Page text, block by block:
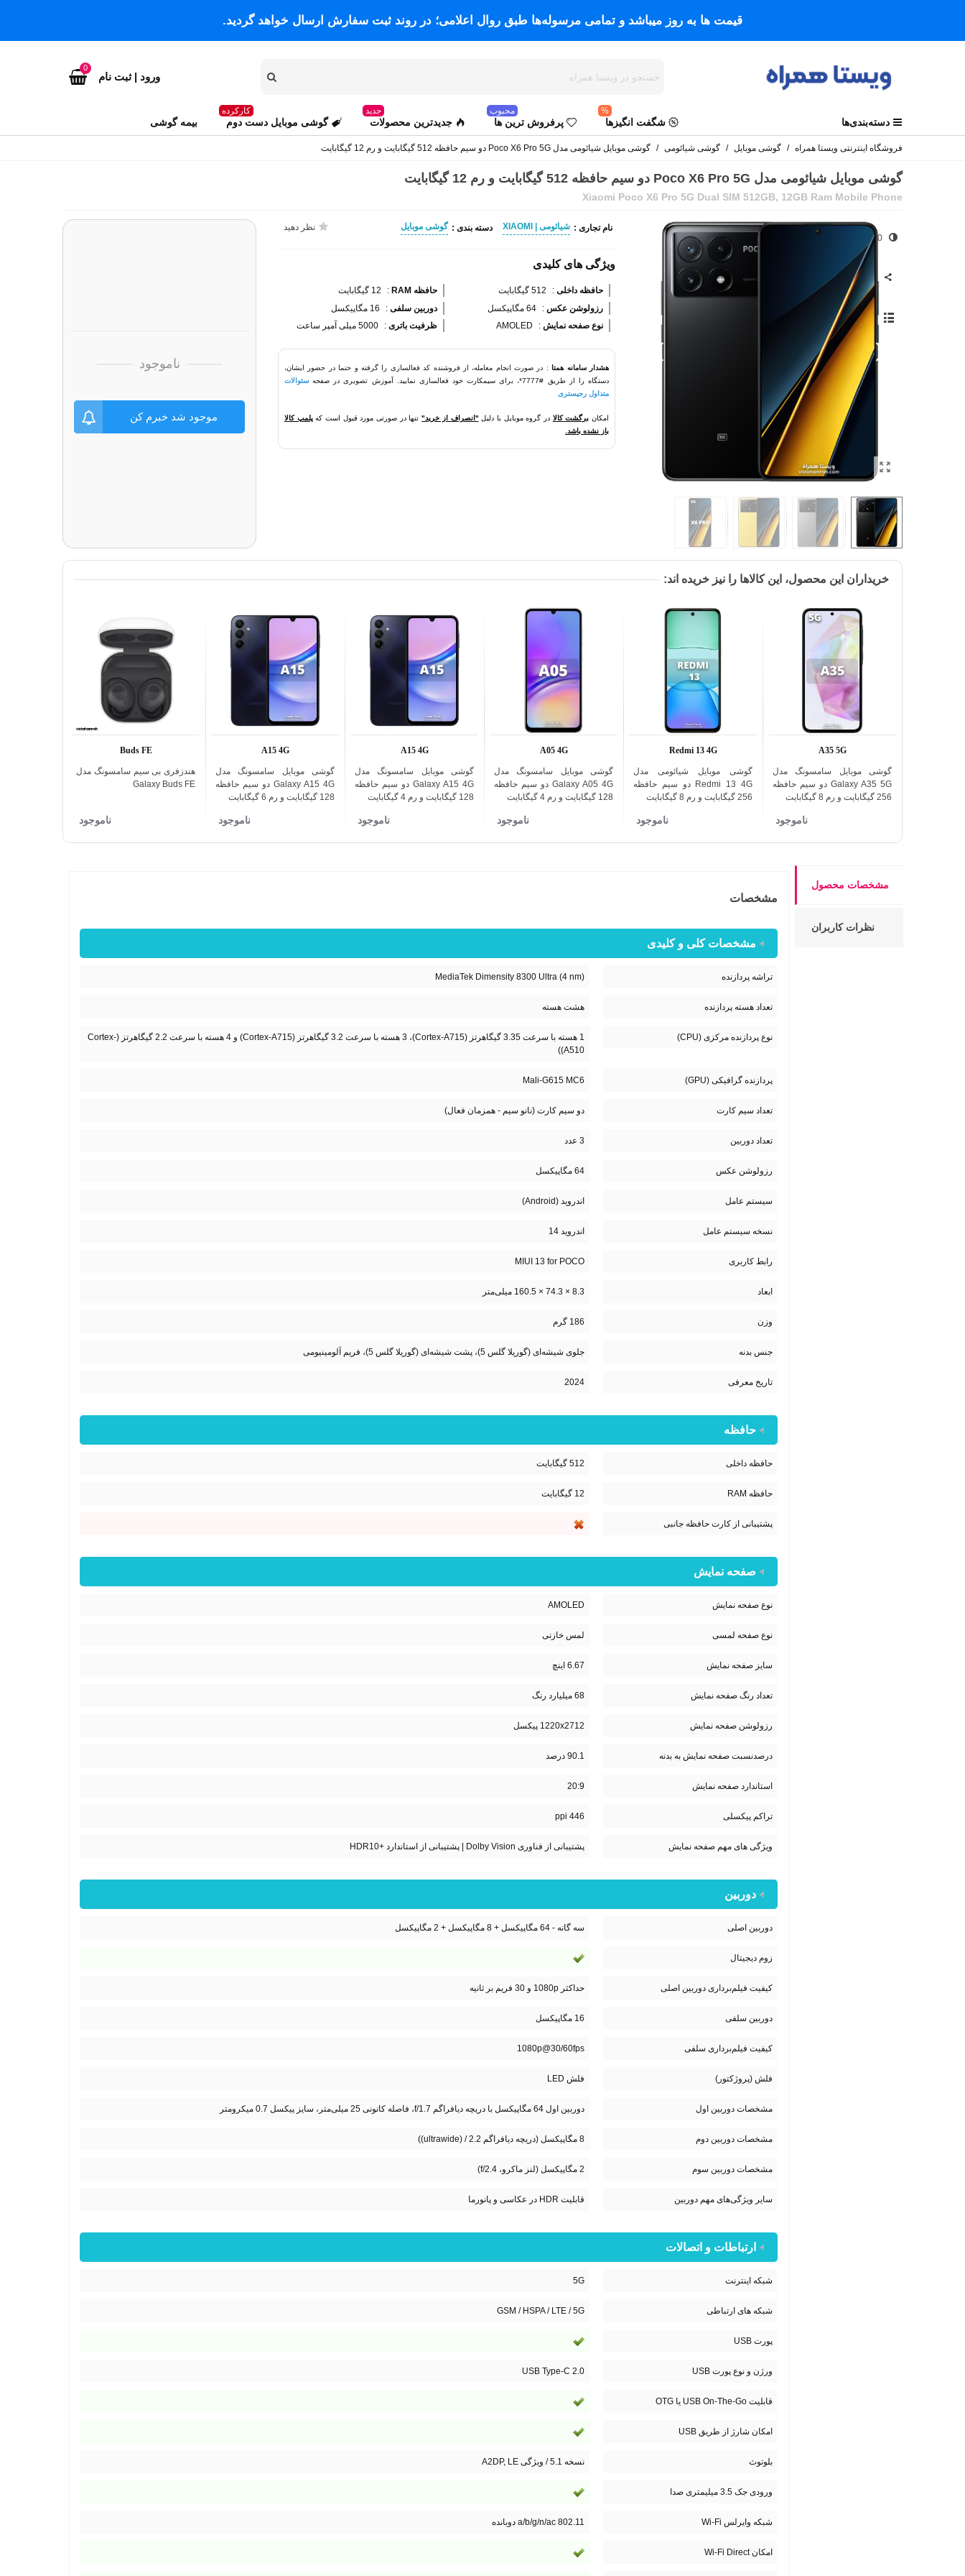
قیمت ها به روز میباشد و تمامی مرسوله‌ها طبق روال اعلامی؛ در روند ثبت سفارش ارسال خواهد گردید.
ورود | ثبت نام
0
دسته‌بندی‌ها شگفت انگیزها
%
پرفروش ترین ها
محبوب
جدیدترین محصولات
جدید
گوشی موبایل دست دوم
کارکرده
بیمه گوشی
فروشگاه اینترنتی ویستا همراه / گوشی موبایل / گوشی شیائومی / گوشی موبایل شیائومی مدل Poco X6 Pro 5G دو سیم حافظه 512 گیگابایت و رم 12 گیگابایت
گوشی موبایل شیائومی مدل Poco X6 Pro 5G دو سیم حافظه 512 گیگابایت و رم 12 گیگابایت
Xiaomi Poco X6 Pro 5G Dual SIM 512GB, 12GB Ram Mobile Phone
0
نام تجاری : شیائومی | XIAOMI دسته بندی : گوشی موبایل نظر دهید
ویژگی های کلیدی
حافظه داخلی : 512 گیگابایت حافظه RAM :
12 گیگابایت
رزولوشن عکس : 64 مگاپیکسل دوربین سلفی :
16 مگاپیکسل
نوع صفحه نمایش :
AMOLED ظرفیت باتری : 5000 میلی آمپر ساعت
هشدار سامانه همتا : در صورت انجام معامله، از فروشنده کد فعالسازی را گرفته و حتما در حضور ایشان،
دستگاه را از طریق #7777*، برای سیمکارت خود فعالسازی نمایید. آموزش تصویری در صفحه
سئوالات
متداول رجیستری
امکان برگشت کالا در گروه موبایل با دلیل "انصراف از خرید"تنها در صورتی مورد قبول است کهپلمپ کالا
باز نشده باشد.
ناموجود
موجود شد خبرم کن
خریداران این محصول، این کالاها را نیز خریده اند:
اضافه به مقایسه
A35 5G
گوشی موبایل سامسونگ مدل
Galaxy A35 5G دو سیم حافظه
256 گیگابایت و رم 8 گیگابایت
ناموجود
اضافه به مقایسه
Redmi 13 4G
گوشی موبایل شیائومی مدل
Redmi 13 4G دو سیم حافظه
256 گیگابایت و رم 8 گیگابایت
ناموجود
اضافه به مقایسه
A05 4G
گوشی موبایل سامسونگ مدل
Galaxy A05 4G دو سیم حافظه
128 گیگابایت و رم 4 گیگابایت
ناموجود
اضافه به مقایسه
A15 4G
گوشی موبایل سامسونگ مدل
Galaxy A15 4G دو سیم حافظه
128 گیگابایت و رم 4 گیگابایت
ناموجود
اضافه به مقایسه
A15 4G
گوشی موبایل سامسونگ مدل
Galaxy A15 4G دو سیم حافظه
128 گیگابایت و رم 6 گیگابایت
ناموجود
اضافه به مقایسه
Buds FE
هندزفری بی سیم سامسونگ مدل
Galaxy Buds FE
ناموجود
مشخصات محصول
نظرات کاربران
مشخصات
مشخصات کلی و کلیدی
تراشه پردازنده MediaTek Dimensity 8300 Ultra (4 nm)
تعداد هسته پردازنده هشت هسته
نوع پردازنده مرکزی (CPU)
1 هسته با سرعت 3.35 گیگاهرتز (Cortex-A715)، 3 هسته با سرعت 3.2 گیگاهرتز (Cortex-A715) و 4 هسته با سرعت 2.2 گیگاهرتز (Cortex-
A510))
پردازنده گرافیکی (GPU) Mali-G615 MC6
تعداد سیم کارت دو سیم کارت (نانو سیم - همزمان فعال)
تعداد دوربین 3 عدد
رزولوشن عکس 64 مگاپیکسل
سیستم عامل اندروید (Android)
نسخه سیستم عامل اندروید 14
رابط کاربری MIUI 13 for POCO
ابعاد 8.3 × 74.3 × 160.5 میلی‌متر
وزن 186 گرم
جنس بدنه جلوی شیشه‌ای (گوریلا گلس 5)، پشت شیشه‌ای (گوریلا گلس 5)، فریم آلومینیومی
تاریخ معرفی 2024
حافظه
حافظه داخلی 512 گیگابایت
حافظه RAM 12 گیگابایت
پشتیبانی از کارت حافظه جانبی
صفحه نمایش
نوع صفحه نمایش AMOLED
نوع صفحه لمسی لمس خازنی
سایز صفحه نمایش 6.67 اینچ
تعداد رنگ صفحه نمایش 68 میلیارد رنگ
رزولوشن صفحه نمایش 1220x2712 پیکسل
درصدنسبت صفحه نمایش به بدنه 90.1 درصد
استاندارد صفحه نمایش 20:9
تراکم پیکسلی 446 ppi
ویژگی های مهم صفحه نمایش پشتیبانی از فناوری Dolby Vision | پشتیبانی از استاندارد +HDR10
دوربین
دوربین اصلی سه گانه - 64 مگاپیکسل + 8 مگاپیکسل + 2 مگاپیکسل
زوم دیجیتال
کیفیت فیلم‌برداری دوربین اصلی حداکثر 1080p و 30 فریم بر ثانیه
دوربین سلفی 16 مگاپیکسل
کیفیت فیلم‌برداری سلفی 1080p@30/60fps
فلش (پروژکتور) فلش LED
مشخصات دوربین اول دوربین اول 64 مگاپیکسل با دریچه دیافراگم f/1.7، فاصله کانونی 25 میلی‌متر، سایز پیکسل 0.7 میکرومتر
مشخصات دوربین دوم 8 مگاپیکسل (دریچه دیافراگم 2.2 / (ultrawide))
مشخصات دوربین سوم 2 مگاپیکسل (لنز ماکرو، f/2.4)
سایر ویژگی‌های مهم دوربین قابلیت HDR در عکاسی و پانورما
ارتباطات و اتصالات
شبکه اینترنت 5G
شبکه های ارتباطی GSM / HSPA / LTE / 5G
پورت USB
ورژن و نوع پورت USB USB Type-C 2.0
قابلیت USB On-The-Go یا OTG
امکان شارژ از طریق USB
بلوتوث نسخه 5.1 / ویژگی A2DP, LE
ورودی جک 3.5 میلیمتری صدا
شبکه وایرلس Wi-Fi 802.11 a/b/g/n/ac دوبانده
امکان Wi-Fi Direct